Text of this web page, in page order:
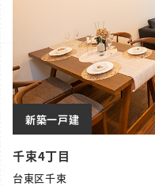
新築一戸建
千束4丁目
台東区千束